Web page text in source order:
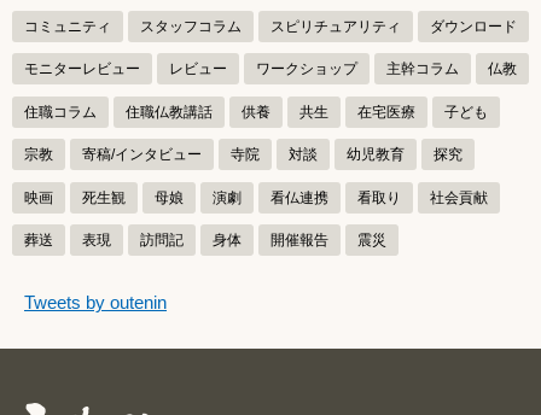
コミュニティ スタッフコラム スピリチュアリティ ダウンロード
モニターレビュー レビュー ワークショップ 主幹コラム 仏教
住職コラム 住職仏教講話 供養 共生 在宅医療 子ども
宗教 寄稿/インタビュー 寺院 対談 幼児教育 探究
映画 死生観 母娘 演劇 看仏連携 看取り 社会貢献
葬送 表現 訪問記 身体 開催報告 震災
つぶやき
つぶやきをスキップする
Tweets by outenin